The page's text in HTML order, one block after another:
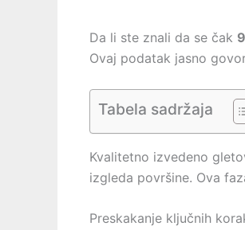
Da li ste znali da se čak
Ovaj podatak jasno
Tabela sadržaja
Kvalitetno izvedeno
izgleda površine. Ova
Preskakanje ključnih